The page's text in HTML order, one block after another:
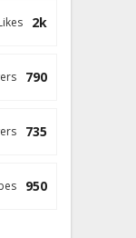
2k
790
735
950